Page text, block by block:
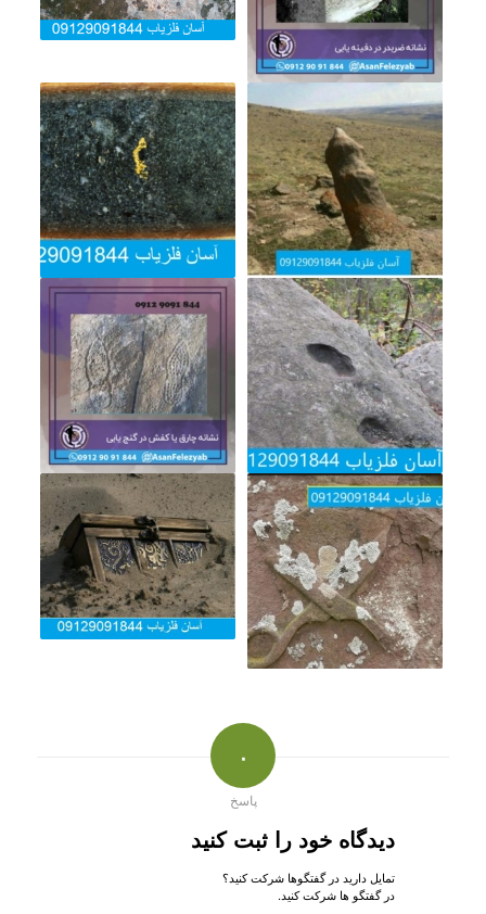
۰
پاسخ
دیدگاه خود را ثبت کنید
تمایل دارید در گفتگوها شرکت کنید؟
در گفتگو ها شرکت کنید.